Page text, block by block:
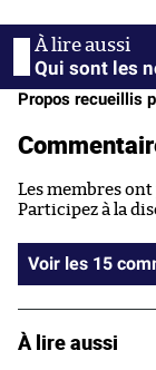
Qui sont les
Propos recueillis
Les membres
Participez à la
Voir les
À lire aussi